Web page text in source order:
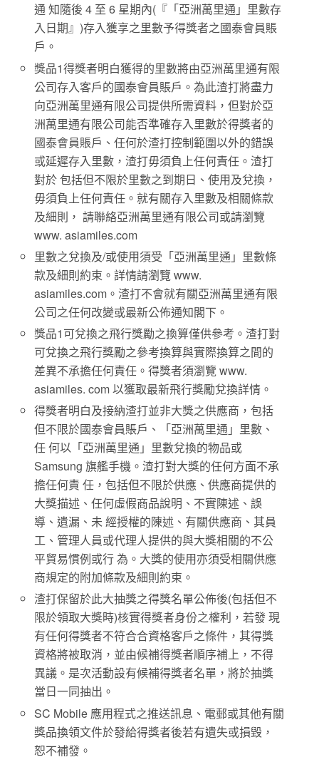
通 知隨後 4 至 6 星期內(『「亞洲萬里通」里數存
入日期』)存入獲享之里數予得獎者之國泰會員賬
戶。
獎品1得獎者明白獲得的里數將由亞洲萬里通有限
公司存入客戶的國泰會員賬戶。為此渣打將盡力
向亞洲萬里通有限公司提供所需資料，但對於亞
洲萬里通有限公司能否準確存入里數於得獎者的
國泰會員賬戶、任何於渣打控制範圍以外的錯誤
或延遲存入里數，渣打毋須負上任何責任。渣打
對於 包括但不限於里數之到期日、使用及兌換，
毋須負上任何責任。就有關存入里數及相關條款
及細則， 請聯絡亞洲萬里通有限公司或請瀏覽
www. asiamiles.com
里數之兌換及/或使用須受「亞洲萬里通」里數條
款及細則約束。詳情請瀏覽 www.
asiamiles.com。渣打不會就有關亞洲萬里通有限
公司之任何改變或最新公佈通知閣下。
獎品1可兌換之飛行獎勵之換算僅供參考。渣打對
可兌換之飛行獎勵之參考換算與實際換算之間的
差異不承擔任何責任。得獎者須瀏覽 www.
asiamiles. com 以獲取最新飛行獎勵兌換詳情。
得獎者明白及接納渣打並非大獎之供應商，包括
但不限於國泰會員賬戶、「亞洲萬里通」里數、
任 何以「亞洲萬里通」里數兌換的物品或
Samsung 旗艦手機。渣打對大獎的任何方面不承
擔任何責 任，包括但不限於供應、供應商提供的
大獎描述、任何虛假商品說明、不實陳述、誤
導、遺漏、未 經授權的陳述、有關供應商、其員
工、管理人員或代理人提供的與大獎相關的不公
平貿易慣例或行 為。大獎的使用亦須受相關供應
商規定的附加條款及細則約束。
渣打保留於此大抽獎之得獎名單公佈後(包括但不
限於領取大獎時)核實得獎者身份之權利，若發 現
有任何得獎者不符合合資格客戶之條件，其得獎
資格將被取消，並由候補得獎者順序補上，不得
異議。是次活動設有候補得獎者名單，將於抽獎
當日一同抽出。
SC Mobile 應用程式之推送訊息、電郵或其他有關
獎品換領文件於發給得獎者後若有遺失或損毀，
恕不補發。